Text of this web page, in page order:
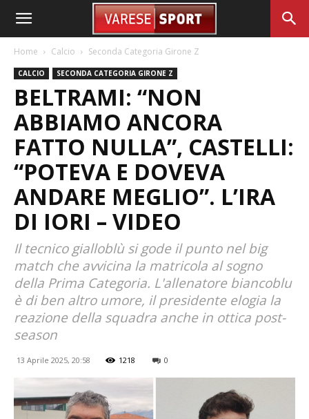
Home Calcio Seconda Categoria Girone Z
CALCIO SECONDA CATEGORIA GIRONE Z
BELTRAMI: “NON
ABBIAMO ANCORA
FATTO NULLA”, CASTELLI:
“POTEVA E DOVEVA
ANDARE MEGLIO”. L’IRA
DI IORI – VIDEO
Il tecnico gialloblù si gode il punto nel big
match che avvicina la matricola al sogno
della Prima Categoria. L'allenatore biancoblu
è di ben altro umore, il presidente elogia la
reazione della squadra anche in ottica post-
season
13 Aprile 2025, 20:58 1218 0